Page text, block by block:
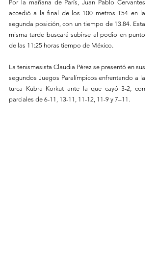
Por la mañana de París, Juan Pablo Cervantes
accedió a la final de los 100 metros T54 en la
segunda posición, con un tiempo de 13.84. Esta
misma tarde buscará subirse al podio en punto
de las 11:25 horas tiempo de México.
La tenismesista Claudia Pérez se presentó en sus
segundos Juegos Paralímpicos enfrentando a la
turca Kubra Korkut ante la que cayó 3-2, con
parciales de 6-11, 13-11, 11-12, 11-9 y 7–11.